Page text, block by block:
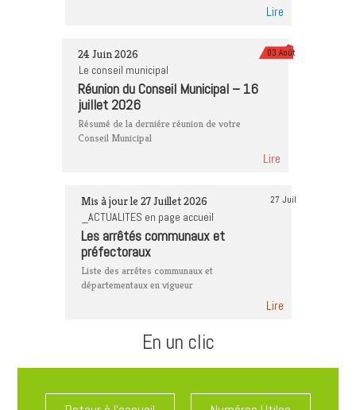
Lire
24 Juin 2026
Le conseil municipal
Réunion du Conseil Municipal – 16
juillet 2026
Résumé de la derniére réunion de votre
Conseil Municipal
Lire
03 Août
Mis à jour le 27 Juillet 2026
_ACTUALITES en page accueil
Les arrêtés communaux et
préfectoraux
Liste des arrêtes communaux et
départementaux en vigueur
Lire
27 Juil
En un clic